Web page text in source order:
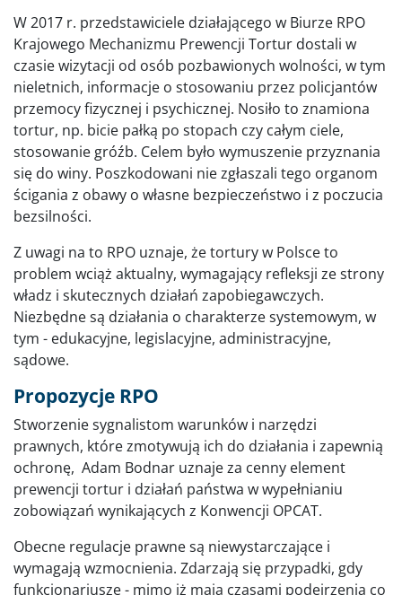
W 2017 r. przedstawiciele działającego w Biurze RPO
Krajowego Mechanizmu Prewencji Tortur dostali w
czasie wizytacji od osób pozbawionych wolności, w tym
nieletnich, informacje o stosowaniu przez policjantów
przemocy fizycznej i psychicznej. Nosiło to znamiona
tortur, np. bicie pałką po stopach czy całym ciele,
stosowanie gróźb. Celem było wymuszenie przyznania
się do winy. Poszkodowani nie zgłaszali tego organom
ścigania z obawy o własne bezpieczeństwo i z poczucia
bezsilności.
Z uwagi na to RPO uznaje, że tortury w Polsce to
problem wciąż aktualny, wymagający refleksji ze strony
władz i skutecznych działań zapobiegawczych.
Niezbędne są działania o charakterze systemowym, w
tym - edukacyjne, legislacyjne, administracyjne,
sądowe.
Propozycje RPO
Stworzenie sygnalistom warunków i narzędzi
prawnych, które zmotywują ich do działania i zapewnią
ochronę, Adam Bodnar uznaje za cenny element
prewencji tortur i działań państwa w wypełnianiu
zobowiązań wynikających z Konwencji OPCAT.
Obecne regulacje prawne są niewystarczające i
wymagają wzmocnienia. Zdarzają się przypadki, gdy
funkcjonariusze - mimo iż mają czasami podejrzenia co